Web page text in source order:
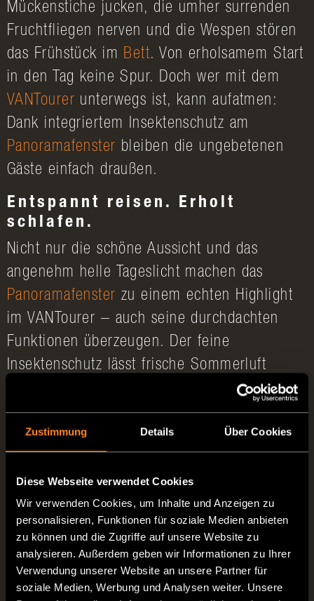
Zustimmung Details Über Cookies
Diese Webseite verwendet Cookies
Wir verwenden Cookies, um Inhalte und Anzeigen zu
personalisieren, Funktionen für soziale Medien anbieten
zu können und die Zugriffe auf unsere Website zu
analysieren. Außerdem geben wir Informationen zu Ihrer
Verwendung unserer Website an unsere Partner für
soziale Medien, Werbung und Analysen weiter. Unsere
Mückenstiche jucken, die umher surrenden
Fruchtfliegen nerven und die Wespen stören
das Frühstück im Bett. Von erholsamem Start
in den Tag keine Spur. Doch wer mit dem
VANTourer unterwegs ist, kann aufatmen:
Dank integriertem Insektenschutz am
Panoramafenster bleiben die ungebetenen
Gäste einfach draußen.
Entspannt reisen. Erholt
schlafen.
Nicht nur die schöne Aussicht und das
angenehm helle Tageslicht machen das
Panoramafenster zu einem echten Highlight
im VANTourer – auch seine durchdachten
Funktionen überzeugen. Der feine
Insektenschutz lässt frische Sommerluft
herein, hält aber Mücken, Fliegen & Co.
zuverlässig fern. So könnt Ihr selbst an
heißen Sommertagen das Fenster
offenlassen, frische Luft genießen und
dennoch ungestört schlafen: kein Brummen
im Ohr, keine schlaflosen Nächte, kein
nervöses Herumwedeln mit der Zeitung – nur
Ihr, Euer VANTourer undEntspannung pur.
Komfort bis ins Detail